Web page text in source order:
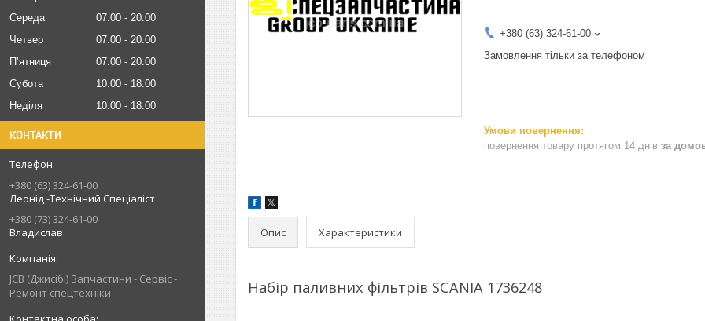
Середа
07:00
20:00
Четвер
07:00
20:00
Пʼятниця
07:00
20:00
Субота
10:00
18:00
Неділя
10:00 18:00
КОНТАКТИ
+380 (63) 324-61-00
Леонід -Технічний Спеціаліст
+380 (73) 324-61-00
Владислав
JCB (Джисібі) Запчастини - Сервіс -
Ремонт спецтехніки
+380 (63) 324-61-00
Замовлення тільки за телефоном
повернення товару протягом 14 днів за
Опис Характеристики
Набір паливних фільтрів SCANIA 1736248